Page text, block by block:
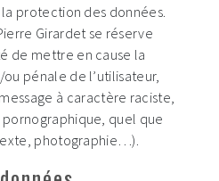
protection des données.
Girardet se réserve
de mettre en cause la
pénale de l’utilisateur,
à caractère raciste,
quel que
photographie…).